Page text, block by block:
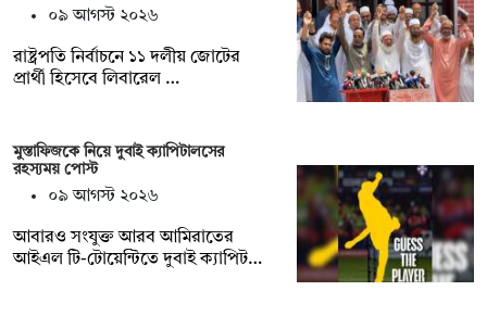
০৯ আগস্ট ২০২৬
রাষ্ট্রপতি নির্বাচনে ১১ দলীয় জোটের
প্রার্থী হিসেবে লিবারেল …
মুস্তাফিজকে নিয়ে দুবাই ক্যাপিটালসের
রহস্যময় পোস্ট
০৯ আগস্ট ২০২৬
আবারও সংযুক্ত আরব আমিরাতের
আইএল টি-টোয়েন্টিতে দুবাই ক্যাপিট…